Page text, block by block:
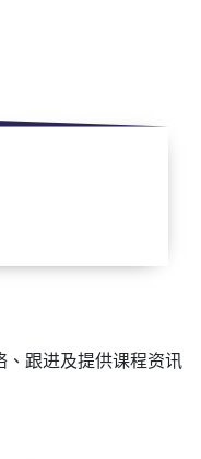
跟进及提供课程资讯